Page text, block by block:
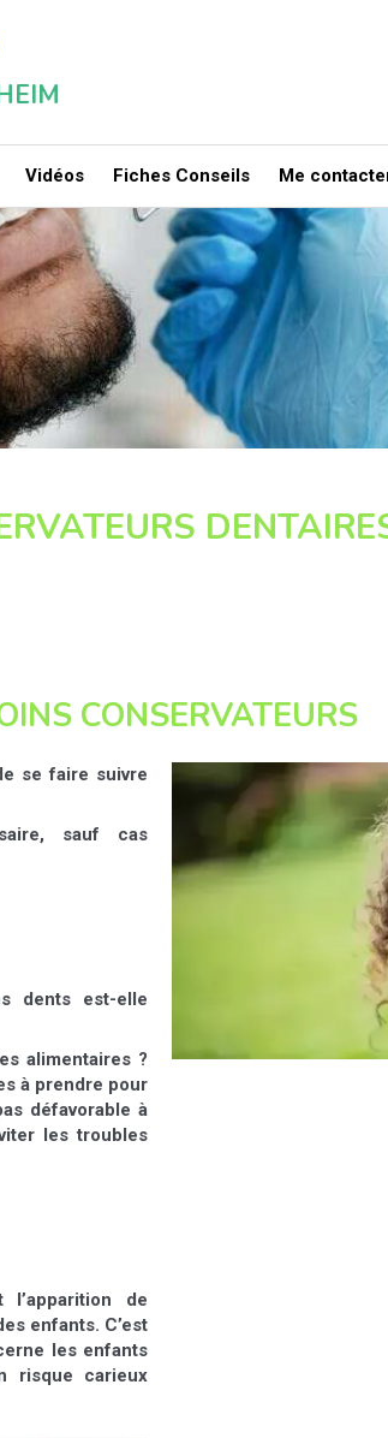
Vidéos Fiches Conseils Me
CONSERVATEURS
se faire suivre
sauf cas
dents est-elle
alimentaires ?
à prendre pour
défavorable à
les troubles
de
enfants. C’est
les enfants
risque carieux